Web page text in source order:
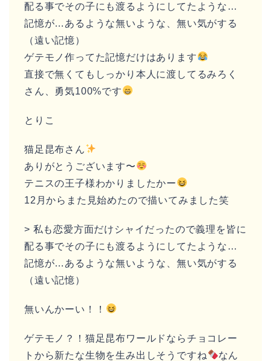
配る事でその子にも渡るようにしてたような…
記憶が…あるような無いような、無い気がする
（遠い記憶）
ゲテモノ作ってた記憶だけはあります
直接で無くてもしっかり本人に渡してるみろく
さん、勇気100%です
とりこ
猫足昆布さん
ありがとうございます〜
テニスの王子様わかりましたかー
12月からまた見始めたので描いてみました笑
> 私も恋愛方面だけシャイだったので義理を皆に
配る事でその子にも渡るようにしてたような…
記憶が…あるような無いような、無い気がする
（遠い記憶）
無いんかーい！！
ゲテモノ？！猫足昆布ワールドならチョコレー
トから新たな生物を生み出しそうですね
なん